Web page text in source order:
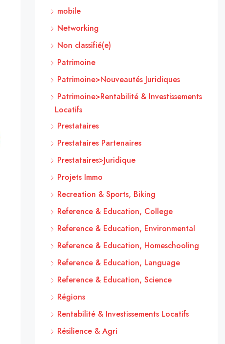
mobile
Networking
Non classifié(e)
Patrimoine
Patrimoine>Nouveautés Juridiques
Patrimoine>Rentabilité & Investissements
Locatifs
Prestataires
Prestataires Partenaires
Prestataires>Juridique
Projets Immo
Recreation & Sports, Biking
Reference & Education, College
Reference & Education, Environmental
Reference & Education, Homeschooling
Reference & Education, Language
Reference & Education, Science
Régions
Rentabilité & Investissements Locatifs
Résilience & Agri